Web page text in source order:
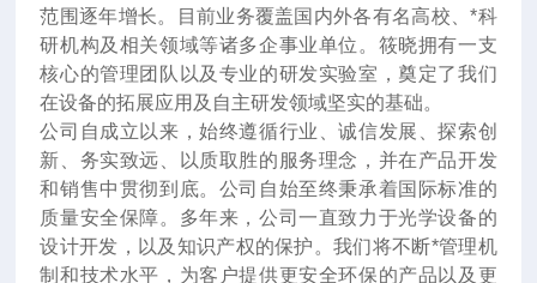
范围逐年增长。目前业务覆盖国内外各有名高校、*科
研机构及相关领域等诸多企事业单位。筱晓拥有一支
核心的管理团队以及专业的研发实验室，奠定了我们
在设备的拓展应用及自主研发领域坚实的基础。
公司自成立以来，始终遵循行业、诚信发展、探索创
新、务实致远、以质取胜的服务理念，并在产品开发
和销售中贯彻到底。公司自始至终秉承着国际标准的
质量安全保障。多年来，公司一直致力于光学设备的
设计开发，以及知识产权的保护。我们将不断*管理机
制和技术水平，为客户提供更安全环保的产品以及更